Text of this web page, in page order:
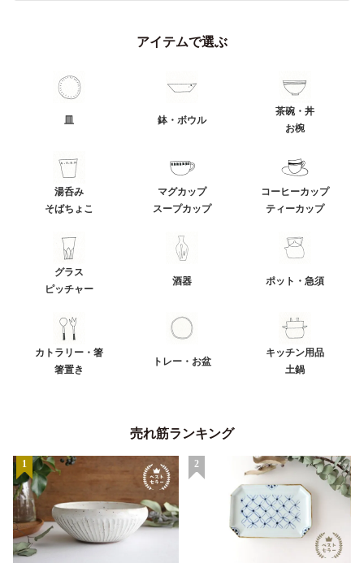
アイテムで選ぶ
皿 鉢・ボウル
茶碗・丼
お椀
湯呑み
そばちょこ
マグカップ
スープカップ
コーヒーカップ
ティーカップ
グラス
ピッチャー
酒器 ポット・急須
カトラリー・箸
箸置き
トレー・お盆
キッチン用品
土鍋
売れ筋ランキング
1 2